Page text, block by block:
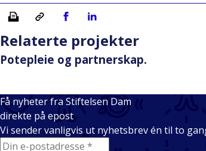
Skriv ut Kopiera länkDel på Facebook
Del på Linkedin
Relaterte projekter
Potepleie og partnerskap.
Få nyheter fra Stiftelsen Dam
direkte på epost
Vi sender vanligvis ut nyhetsbrev én til to
E-mail